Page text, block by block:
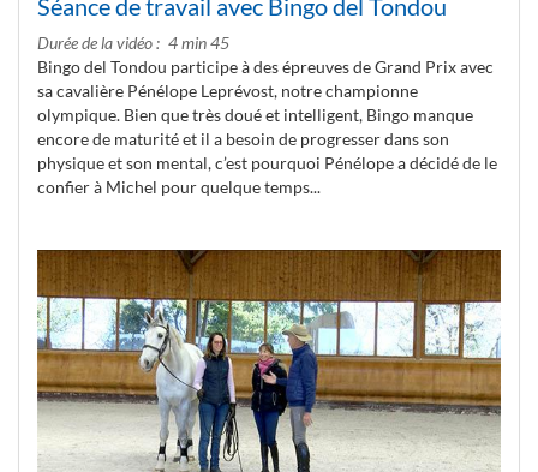
Séance de travail avec Bingo del Tondou
Durée de la vidéo
4 min 45
Bingo del Tondou participe à des épreuves de Grand Prix avec
sa cavalière Pénélope Leprévost, notre championne
olympique. Bien que très doué et intelligent, Bingo manque
encore de maturité et il a besoin de progresser dans son
physique et son mental, c’est pourquoi Pénélope a décidé de le
confier à Michel pour quelque temps...